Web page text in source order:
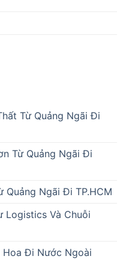
Từ Quảng Ngãi Đi
Từ Quảng Ngãi Đi
Quảng Ngãi Đi TP.HCM
Logistics Và Chuỗi
Hoa Đi Nước Ngoài